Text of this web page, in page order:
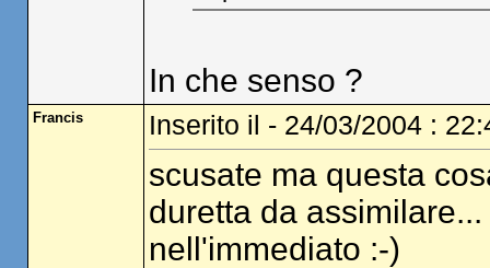
In che senso ?
Francis Inserito il - 24/03/2004 :
scusate ma questa
duretta da
nell'immediato :-)